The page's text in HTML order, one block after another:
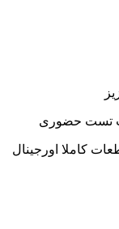
تست حضوری
کاملا اورجینال